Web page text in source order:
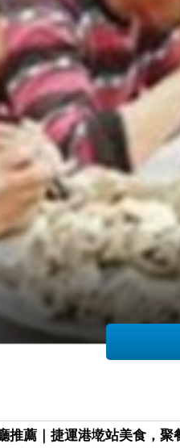
推薦｜捷運港墘站美食，